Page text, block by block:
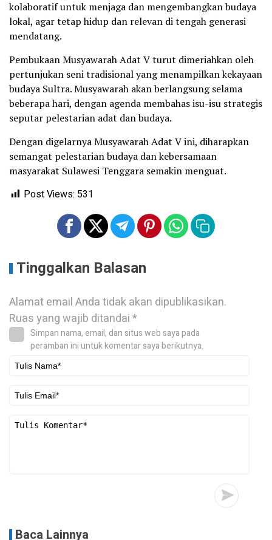
kolaboratif untuk menjaga dan mengembangkan budaya
lokal, agar tetap hidup dan relevan di tengah generasi
mendatang.
Pembukaan Musyawarah Adat V turut dimeriahkan oleh
pertunjukan seni tradisional yang menampilkan kekayaan
budaya Sultra. Musyawarah akan berlangsung selama
beberapa hari, dengan agenda membahas isu-isu strategis
seputar pelestarian adat dan budaya.
Dengan digelarnya Musyawarah Adat V ini, diharapkan
semangat pelestarian budaya dan kebersamaan
masyarakat Sulawesi Tenggara semakin menguat.
Post Views: 531
Tinggalkan Balasan
Alamat email Anda tidak akan dipublikasikan.
Ruas yang wajib ditandai*
Simpan nama, email, dan situs web saya pada
peramban ini untuk komentar saya berikutnya.
Baca Lainnya